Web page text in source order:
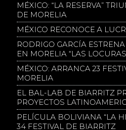
MÉXICO: “LA RESERVA”
DE MORELIA
MÉXICO RECONOCE A
RODRIGO GARCÍA
EN MORELIA “LAS
MÉXICO: ARRANCA 23
MORELIA
EL BAL-LAB DE BIARRITZ
PROYECTOS
PELÍCULA BOLIVIANA “LA
34 FESTIVAL DE BIARRITZ